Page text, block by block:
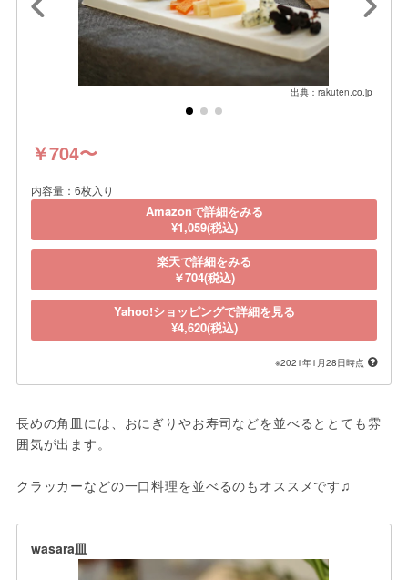
出典：rakuten.co.jp
￥704〜
内容量：6枚入り
Amazonで詳細をみる
¥1,059(税込)
楽天で詳細をみる
￥704(税込)
Yahoo!ショッピングで詳細を見る
¥4,620(税込)
※2021年1月28日時点
長めの角皿には、おにぎりやお寿司などを並べるととても雰
囲気が出ます。
クラッカーなどの一口料理を並べるのもオススメです♫
wasara皿